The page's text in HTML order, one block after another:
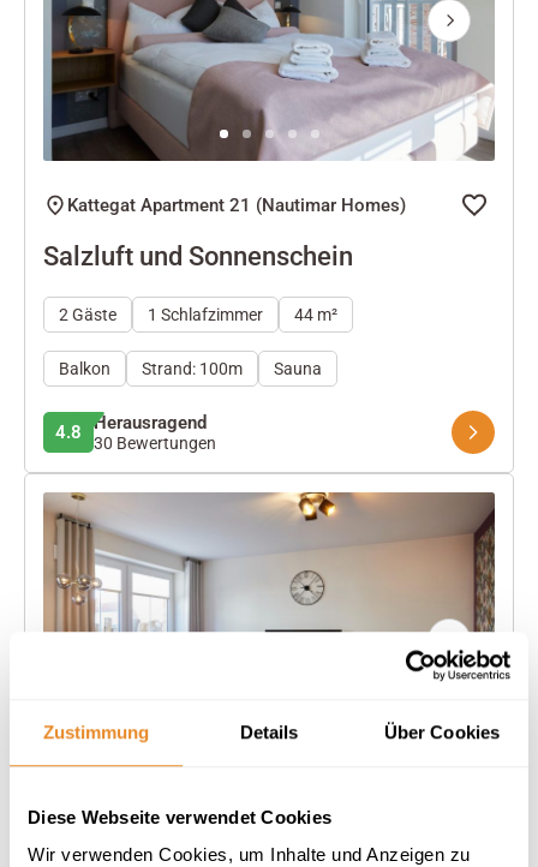
Zustimmung Details Über Cookies
Diese Webseite verwendet Cookies
Wir verwenden Cookies, um Inhalte und Anzeigen zu
Next
Kattegat Apartment 21 (Nautimar Homes)
Salzluft und Sonnenschein
2 Gäste 1 Schlafzimmer 44 m²
Balkon Strand: 100m Sauna
4.8 Herausragend
30 Bewertungen
Next
Kattegat Apartment 01 (Nautimar Homes)